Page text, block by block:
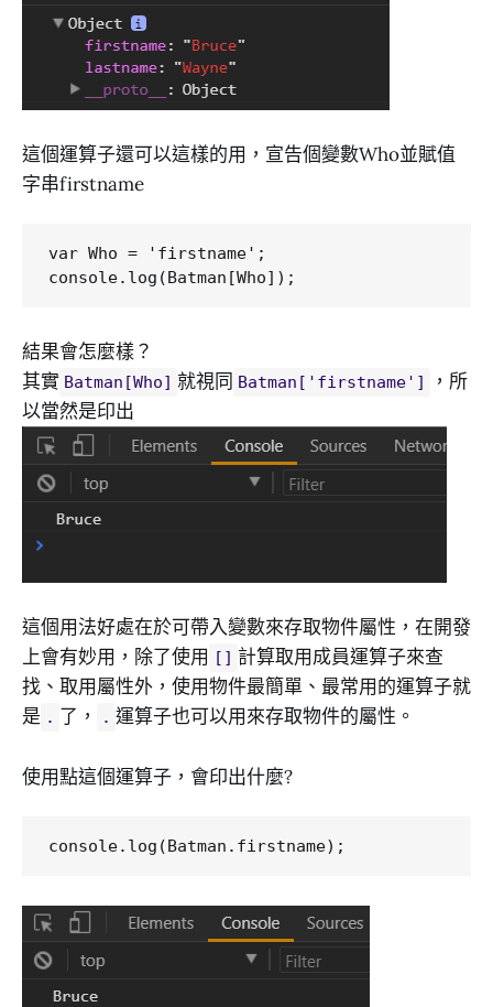
這個運算子還可以這樣的用，宣告個變數Who並賦值
字串firstname
var Who = 'firstname';
結果會怎麼樣？
其實 Batman[Who] 就視同 Batman['firstname']
，所
以當然是印出
這個用法好處在於可帶入變數來存取物件屬性，在開發
上會有妙用，除了使用 [] 計算取用成員運算子來查
找、取用屬性外，使用物件最簡單、最常用的運算子就
是 . 了， . 運算子也可以用來存取物件的屬性。
使用點這個運算子，會印出什麼?